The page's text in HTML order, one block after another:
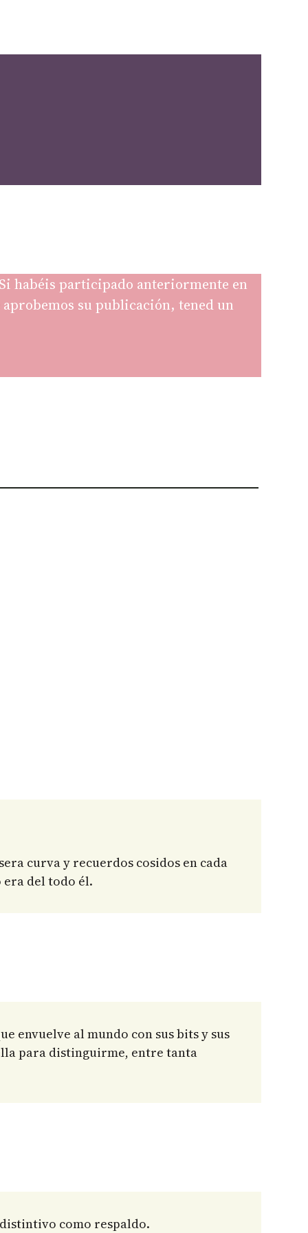
habéis participado anteriormente en
su publicación, tened un
curva y recuerdos cosidos en cada
era del todo él.
envuelve al mundo con sus bits y sus
para distinguirme, entre tanta
como respaldo.